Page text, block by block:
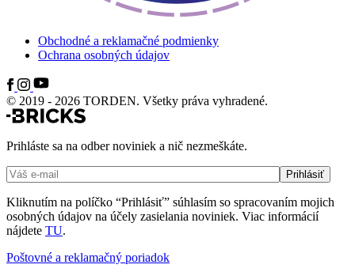
Obchodné a reklamačné podmienky
Ochrana osobných údajov
© 2019 - 2026 TORDEN. Všetky práva vyhradené.
Prihláste sa na odber noviniek a nič nezmeškáte.
Kliknutím na políčko “Prihlásiť” súhlasím so spracovaním mojich
osobných údajov na účely zasielania noviniek. Viac informácií
nájdete TU.
Poštovné a reklamačný poriadok